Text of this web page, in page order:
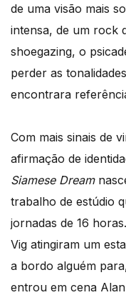
de uma visão mais
intensa, de um rock
shoegazing, o
perder as
encontrara
Com mais sinais de
afirmação de
Siamese Dream
trabalho de estúdio
jornadas de 16
Vig atingiram um
a bordo alguém
entrou em cena